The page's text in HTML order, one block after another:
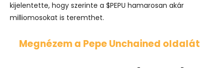
kijelentette, hogy szerinte a $PEPU hamarosan akár
milliomosokat is teremthet.
Megnézem a Pepe Unchained oldalát